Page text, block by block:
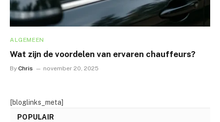
ALGEMEEN
Wat zijn de voordelen van ervaren chauffeurs?
By Chris november 20, 2025
[bloglinks_meta]
POPULAIR